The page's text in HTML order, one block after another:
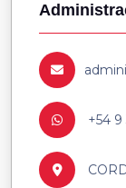
+54 9